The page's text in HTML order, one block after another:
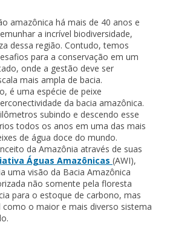
amazônica há mais de 40 anos e
a incrível biodiversidade,
dessa região. Contudo, temos
para a conservação em um
onde a gestão deve ser
mais ampla de bacia.
é uma espécie de peixe
da bacia amazônica.
subindo e descendo esse
todos os anos em uma das mais
de água doce do mundo.
da Amazônia através de suas
Águas Amazônicas (AWI),
uma visão da Bacia Amazônica
não somente pela floresta
para o estoque de carbono, mas
o maior e mais diverso sistema